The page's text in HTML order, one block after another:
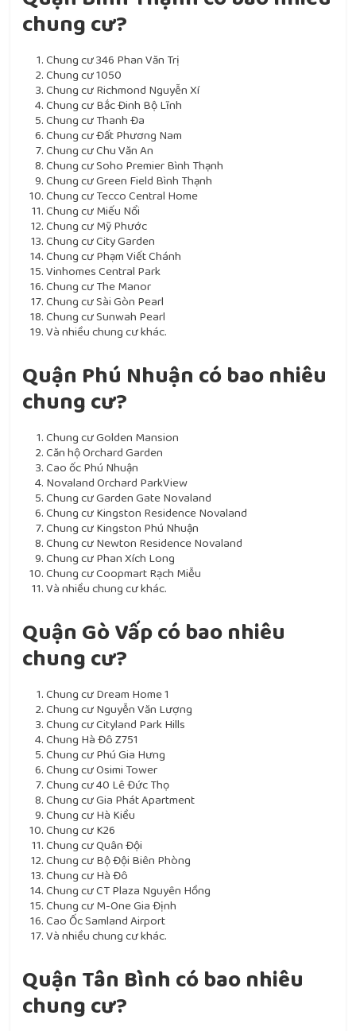
chung cư?
Chung cư 346 Phan Văn Trị
Chung cư 1050
Chung cư Richmond Nguyễn Xí
Chung cư Bắc Đinh Bộ Lĩnh
Chung cư Thanh Đa
Chung cư Đất Phương Nam
Chung cư Chu Văn An
Chung cư Soho Premier Bình Thạnh
Chung cư Green Field Bình Thạnh
Chung cư Tecco Central Home
Chung cư Miếu Nổi
Chung cư Mỹ Phước
Chung cư City Garden
Chung cư Phạm Viết Chánh
Vinhomes Central Park
Chung cư The Manor
Chung cư Sài Gòn Pearl
Chung cư Sunwah Pearl
Và nhiều chung cư khác.
Quận Phú Nhuận có bao nhiêu
chung cư?
Chung cư Golden Mansion
Căn hộ Orchard Garden
Cao ốc Phú Nhuận
Novaland Orchard ParkView
Chung cư Garden Gate Novaland
Chung cư Kingston Residence Novaland
Chung cư Kingston Phú Nhuận
Chung cư Newton Residence Novaland
Chung cư Phan Xích Long
Chung cư Coopmart Rạch Miễu
Và nhiều chung cư khác.
Quận Gò Vấp có bao nhiêu
chung cư?
Chung cư Dream Home 1
Chung cư Nguyễn Văn Lượng
Chung cư Cityland Park Hills
Chung Hà Đô Z751
Chung cư Phú Gia Hưng
Chung cư Osimi Tower
Chung cư 40 Lê Đức Thọ
Chung cư Gia Phát Apartment
Chung cư Hà Kiều
Chung cư K26
Chung cư Quân Đội
Chung cư Bộ Đội Biên Phòng
Chung cư Hà Đô
Chung cư CT Plaza Nguyên Hồng
Chung cư M-One Gia Định
Cao Ốc Samland Airport
Và nhiều chung cư khác.
Quận Tân Bình có bao nhiêu
chung cư?